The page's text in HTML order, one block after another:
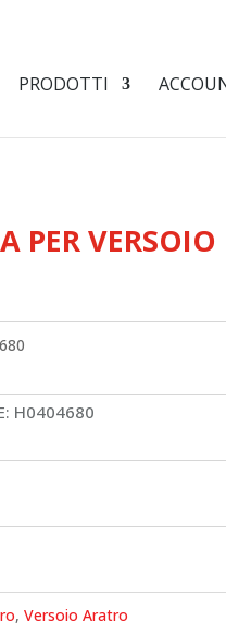
PRODOTTI
PER
H0404680
,Versoio Aratro